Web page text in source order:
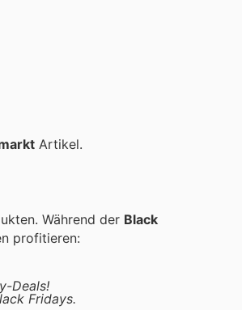
Artikel.
Während der Black
profitieren:
Deals!
Fridays.